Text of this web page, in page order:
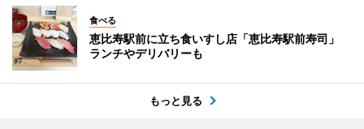
食べる
恵比寿駅前に立ち食いすし店「恵比寿駅前寿司」
ランチやデリバリーも
もっと見る